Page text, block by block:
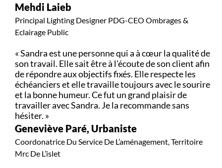
Mehdi Laieb
Principal Lighting Designer PDG-CEO Ombrages &
Eclairage Public
« Sandra est une personne qui a à cœur la qualité de
son travail. Elle sait être à l’écoute de son client afin
de répondre aux objectifs fixés. Elle respecte les
échéanciers et elle travaille toujours avec le sourire
et la bonne humeur. Ce fut un grand plaisir de
travailler avec Sandra. Je la recommande sans
hésiter. »
Geneviève Paré, Urbaniste
Coordonatrice Du Service De L’aménagement, Territoire
Mrc De L’islet